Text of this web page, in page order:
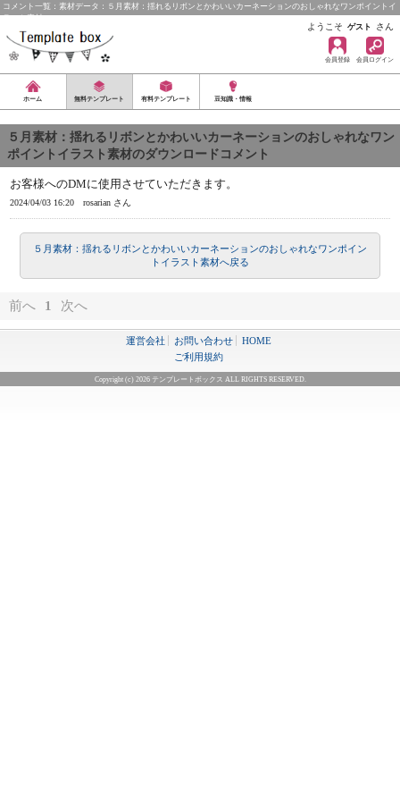
コメント一覧：素材データ：５月素材：揺れるリボンとかわいいカーネーションのおしゃれなワンポイントイ
ラスト素材
ようこそ ゲスト さん
会員登録 会員ログイン
ホーム 無料テンプレート 有料テンプレート 豆知識・情報
５月素材：揺れるリボンとかわいいカーネーションのおしゃれなワン
ポイントイラスト素材のダウンロードコメント
お客様へのDMに使用させていただきます。
2024/04/03 16:20 rosarian さん
５月素材：揺れるリボンとかわいいカーネーションのおしゃれなワンポイン
トイラスト素材へ戻る
前へ 1 次へ
運営会社 お問い合わせ
HOME
ご利用規約
Copyright (c) 2026 テンプレートボックス ALL RIGHTS RESERVED.